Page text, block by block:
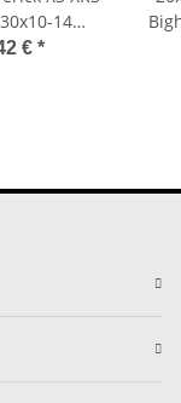
14
Big Horn
€ *